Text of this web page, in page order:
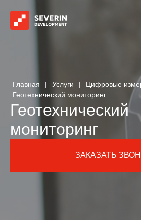
Главная | Услуги | Цифровые
Геотехнический мониторинг
Геотехнический
мониторинг
ЗАКАЗАТЬ